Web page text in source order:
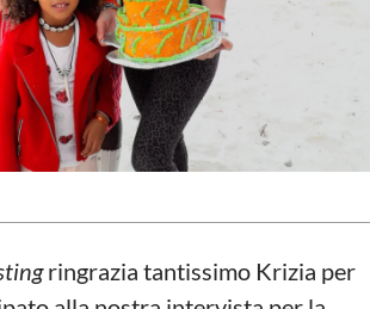
ringrazia tantissimo Krizia per